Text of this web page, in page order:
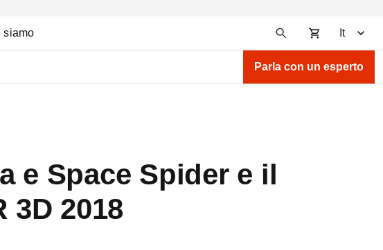
siamo It
Parla con un esperto
e Space Spider e il
3D 2018